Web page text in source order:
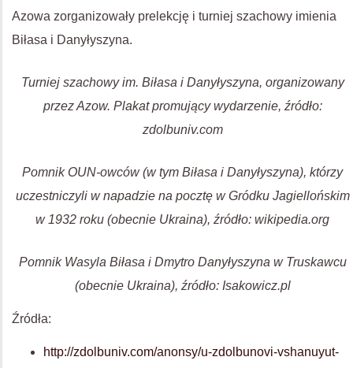
Azowa zorganizowały prelekcję i turniej szachowy imienia
Biłasa i Danyłyszyna.
Turniej szachowy im. Biłasa i Danyłyszyna, organizowany
przez Azow. Plakat promujący wydarzenie, źródło:
zdolbuniv.com
Pomnik OUN-owców (w tym Biłasa i Danyłyszyna), którzy
uczestniczyli w napadzie na pocztę w Gródku Jagiellońskim
w 1932 roku (obecnie Ukraina), źródło: wikipedia.org
Pomnik Wasyla Biłasa i Dmytro Danyłyszyna w Truskawcu
(obecnie Ukraina), źródło: Isakowicz.pl
Źródła:
http://zdolbuniv.com/anonsy/u-zdolbunovi-vshanuyut-